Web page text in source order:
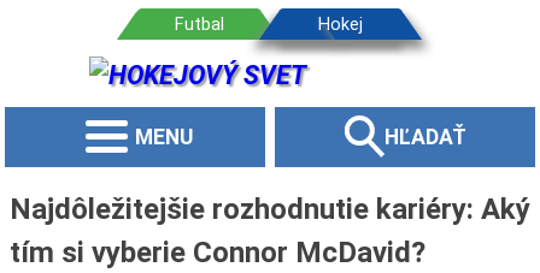
MENU HĽADAŤ
Najdôležitejšie rozhodnutie kariéry: Aký
tím si vyberie Connor McDavid?